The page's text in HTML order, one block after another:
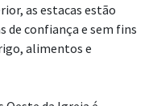
as estacas estão
de confiança e sem fins
alimentos e